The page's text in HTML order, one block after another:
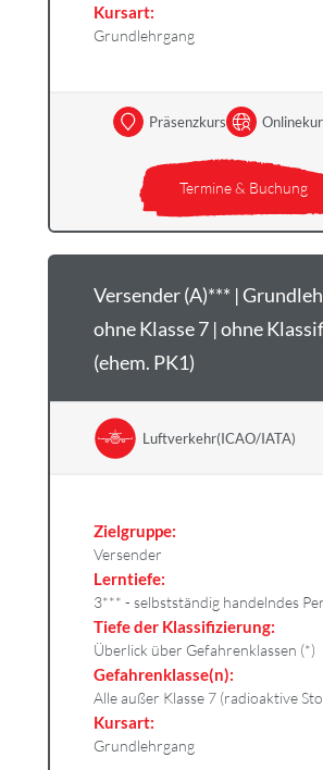
Kursart:
Grundlehrgang
Termine & Buchung
Präsenzkurs
Versender (A)*** |
ohne Klasse 7 | ohne
(ehem. PK1)
Luftverkehr(ICAO/IATA)
Zielgruppe:
Versender
Lerntiefe:
3*** - selbstständig handelndes
Tiefe der Klassifizierung:
Überlick über Gefahrenklassen (*)
Gefahrenklasse(n):
Alle außer Klasse 7 (radioaktive
Kursart:
Grundlehrgang